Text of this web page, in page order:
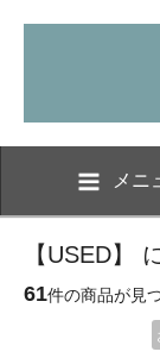
メニ
【USED】
61件の商品が見